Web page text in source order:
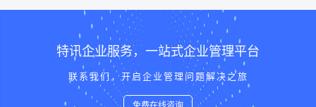
特讯企业服务，一站式企业管理平台
联系我们，开启企业管理问题解决之旅